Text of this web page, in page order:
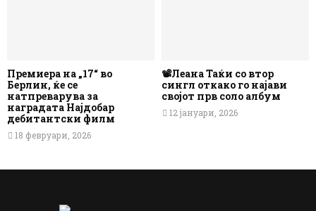
Премиера на „17“ во
Берлин, ќе се
натпреварува за
наградата Најдобар
дебитантски филм
18 февруари, 2026
📽️Леана Таќи со втор
сингл откако го најави
својот прв соло албум
12 јануари, 2026